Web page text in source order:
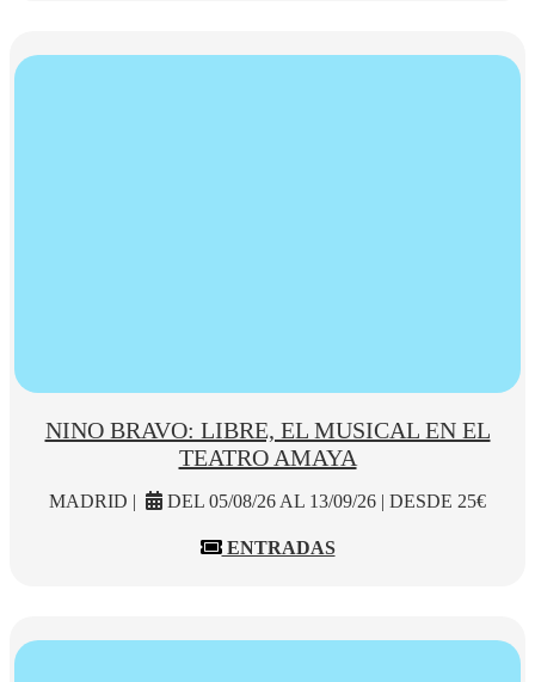
NINO BRAVO: LIBRE, EL MUSICAL EN EL
TEATRO AMAYA
MADRID | DEL 05/08/26 AL 13/09/26 | DESDE 25€
ENTRADAS